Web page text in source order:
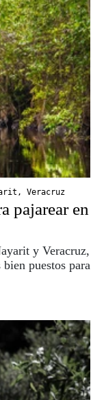
, Veracruz
pajarear en
y Veracruz,
puestos para